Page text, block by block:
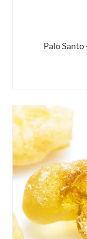
Palo Santo